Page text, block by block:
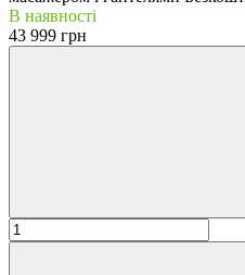
В наявності
43 999 грн